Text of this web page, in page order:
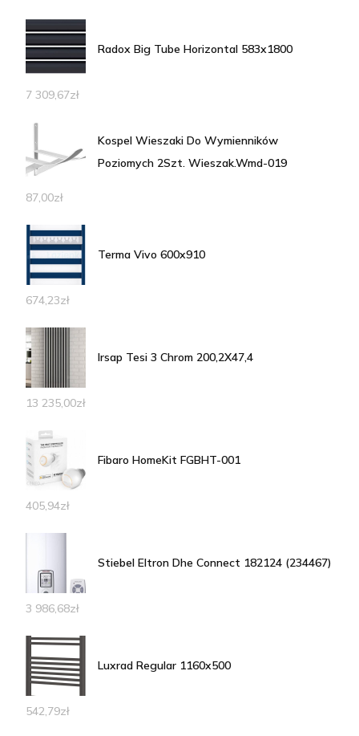
Radox Big Tube Horizontal 583x1800
7 309,67zł
Kospel Wieszaki Do Wymienników
Poziomych 2Szt. Wieszak.Wmd-019
87,00zł
Terma Vivo 600x910
674,23zł
Irsap Tesi 3 Chrom 200,2X47,4
13 235,00zł
Fibaro HomeKit FGBHT-001
405,94zł
Stiebel Eltron Dhe Connect 182124 (234467)
3 986,68zł
Luxrad Regular 1160x500
542,79zł